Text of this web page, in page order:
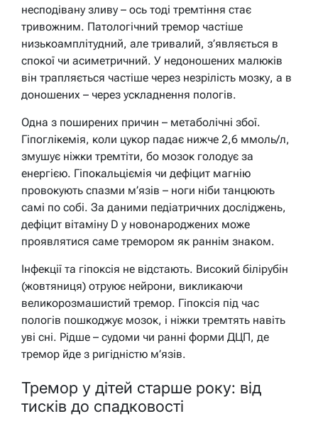
несподівану зливу – ось тоді тремтіння стає
тривожним. Патологічний тремор частіше
низькоамплітудний, але тривалий, з’являється в
спокої чи асиметричний. У недоношених малюків
він трапляється частіше через незрілість мозку, а в
доношених – через ускладнення пологів.
Одна з поширених причин – метаболічні збої.
Гіпоглікемія, коли цукор падає нижче 2,6 ммоль/л,
змушує ніжки тремтіти, бо мозок голодує за
енергією. Гіпокальціємія чи дефіцит магнію
провокують спазми м’язів – ноги ніби танцюють
самі по собі. За даними педіатричних досліджень,
дефіцит вітаміну D у новонароджених може
проявлятися саме тремором як раннім знаком.
Інфекції та гіпоксія не відстають. Високий білірубін
(жовтяниця) отруює нейрони, викликаючи
великорозмашистий тремор. Гіпоксія під час
пологів пошкоджує мозок, і ніжки тремтять навіть
уві сні. Рідше – судоми чи ранні форми ДЦП, де
тремор йде з ригідністю м’язів.
Тремор у дітей старше року: від
тисків до спадковості